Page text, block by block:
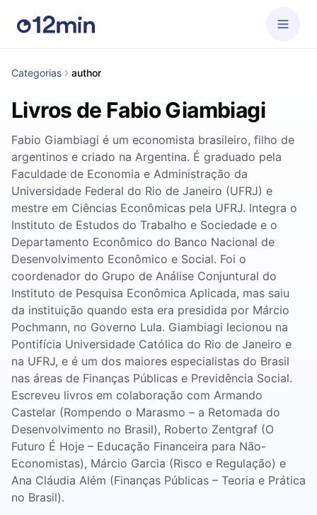
Categorias author
Livros de Fabio Giambiagi
Fabio Giambiagi é um economista brasileiro, filho de
argentinos e criado na Argentina. É graduado pela
Faculdade de Economia e Administração da
Universidade Federal do Rio de Janeiro (UFRJ) e
mestre em Ciências Econômicas pela UFRJ. Integra o
Instituto de Estudos do Trabalho e Sociedade e o
Departamento Econômico do Banco Nacional de
Desenvolvimento Econômico e Social. Foi o
coordenador do Grupo de Análise Conjuntural do
Instituto de Pesquisa Econômica Aplicada, mas saiu
da instituição quando esta era presidida por Márcio
Pochmann, no Governo Lula. Giambiagi lecionou na
Pontifícia Universidade Católica do Rio de Janeiro e
na UFRJ, e é um dos maiores especialistas do Brasil
nas áreas de Finanças Públicas e Previdência Social.
Escreveu livros em colaboração com Armando
Castelar (Rompendo o Marasmo – a Retomada do
Desenvolvimento no Brasil), Roberto Zentgraf (O
Futuro É Hoje – Educação Financeira para Não-
Economistas), Márcio Garcia (Risco e Regulação) e
Ana Cláudia Além (Finanças Públicas – Teoria e Prática
no Brasil).